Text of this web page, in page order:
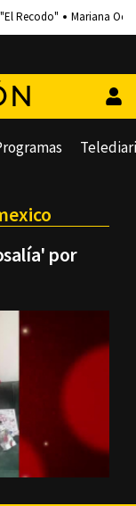
"El Recodo" Mariana
por